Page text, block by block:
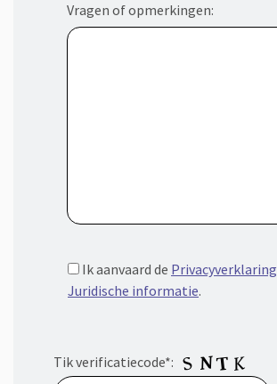
Vragen of opmerkingen:
Ik aanvaard de Privacyverklaring
Juridische informatie.
Tik verificatiecode*: